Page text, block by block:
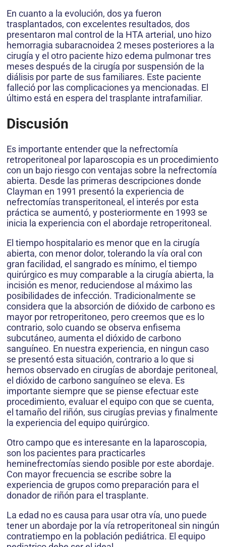
En cuanto a la evolución, dos ya fueron
trasplantados, con excelentes resultados, dos
presentaron mal control de la HTA arterial, uno hizo
hemorragia subaracnoidea 2 meses posteriores a la
cirugía y el otro paciente hizo edema pulmonar tres
meses después de la cirugía por suspensión de la
diálisis por parte de sus familiares. Este paciente
falleció por las complicaciones ya mencionadas. El
último está en espera del trasplante intrafamiliar.
Discusión
Es importante entender que la nefrectomía
retroperitoneal por laparoscopia es un procedimiento
con un bajo riesgo con ventajas sobre la nefrectomía
abierta. Desde las primeras descripciones donde
Clayman en 1991 presentó la experiencia de
nefrectomías transperitoneal, el interés por esta
práctica se aumentó, y posteriormente en 1993 se
inicia la experiencia con el abordaje retroperitoneal.
El tiempo hospitalario es menor que en la cirugía
abierta, con menor dolor, tolerando la vía oral con
gran facilidad, el sangrado es mínimo, el tiempo
quirúrgico es muy comparable a la cirugía abierta, la
incisión es menor, reduciendose al máximo las
posibilidades de infección. Tradicionalmente se
considera que la absorción de dióxido de carbono es
mayor por retroperitoneo, pero creemos que es lo
contrario, solo cuando se observa enfisema
subcutáneo, aumenta el dióxido de carbono
sanguíneo. En nuestra experiencia, en ningun caso
se presentó esta situación, contrario a lo que si
hemos observado en cirugías de abordaje peritoneal,
el dióxido de carbono sanguíneo se eleva. Es
importante siempre que se piense efectuar este
procedimiento, evaluar el equipo con que se cuenta,
el tamaño del riñón, sus cirugías previas y finalmente
la experiencia del equipo quirúrgico.
Otro campo que es interesante en la laparoscopia,
son los pacientes para practicarles
heminefrectomías siendo posible por este abordaje.
Con mayor frecuencia se escribe sobre la
experiencia de grupos como preparación para el
donador de riñón para el trasplante.
La edad no es causa para usar otra vía, uno puede
tener un abordaje por la vía retroperitoneal sin ningún
contratiempo en la población pediátrica. El equipo